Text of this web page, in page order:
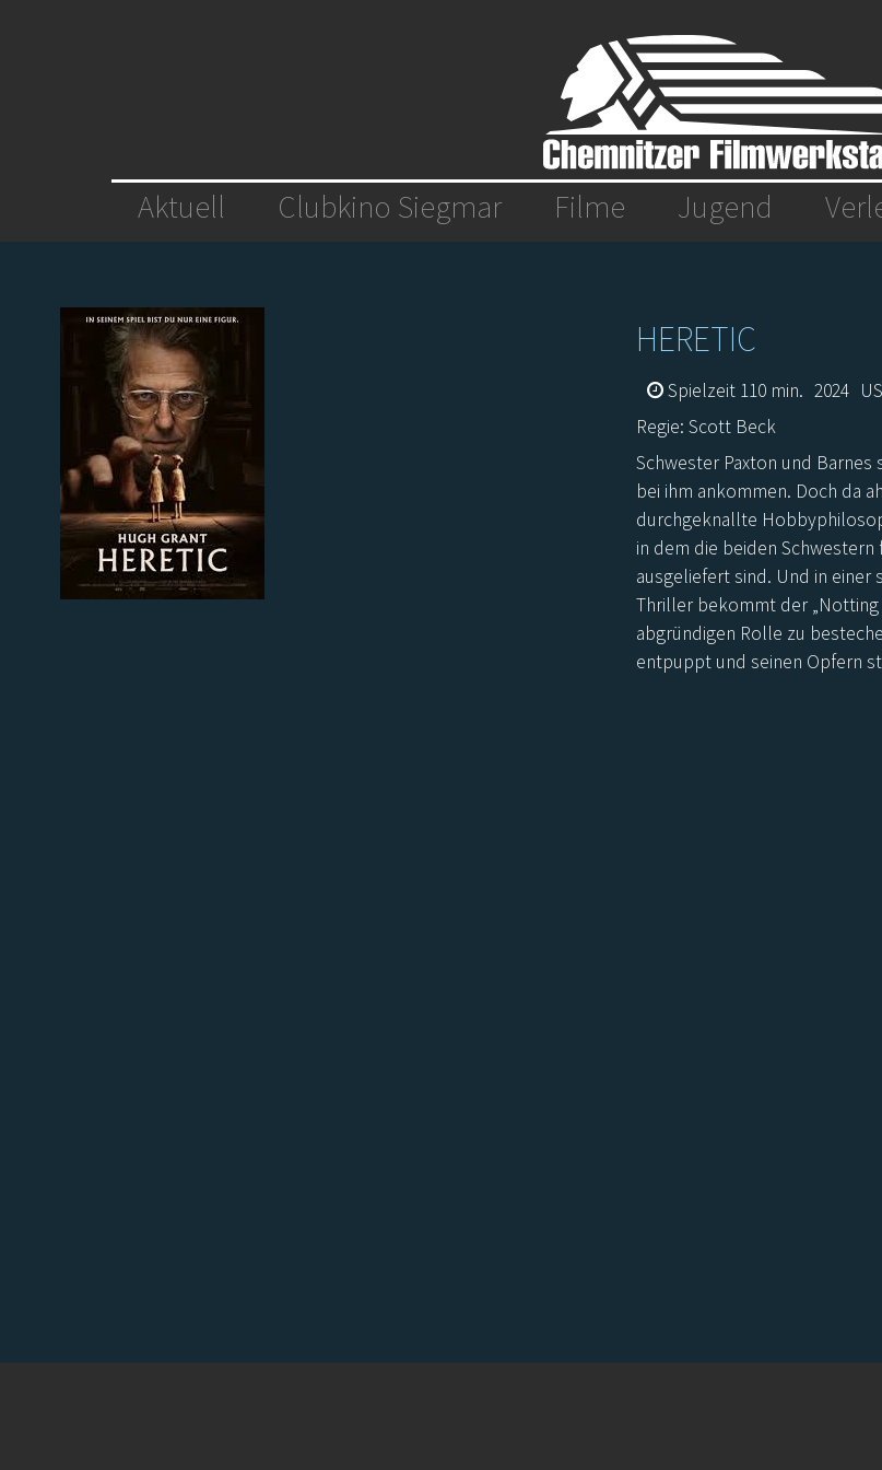
Aktuell Clubkino Siegmar Filme Jugend
HERETIC
Spielzeit 110 min. 2024
Regie: Scott Beck
Schwester Paxton und
bei ihm ankommen. Doch da
durchgeknallte
in dem die beiden
ausgeliefert sind. Und in einer
Thriller bekommt der „Notting
abgründigen Rolle zu
entpuppt und seinen Opfern